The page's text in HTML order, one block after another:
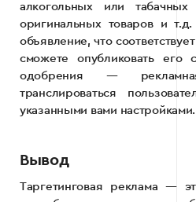
алкогольных или
оригинальных товаров и
объявление, что
сможете опубликовать его
одобрения —
транслироваться
указанными вами настройками.
Вывод
Таргетинговая реклама —